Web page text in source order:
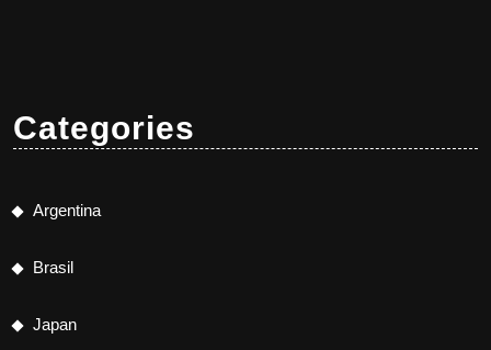
Categories
Argentina
Brasil
Japan